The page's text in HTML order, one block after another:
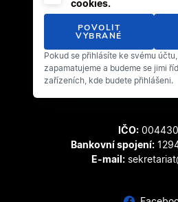
Český svaz
Zátopkova
169 00 Praha 6 -
IČO:
Bankovní spojení:
E-mail:
cookies.
POVOLIT
VYBRANÉ
Pokud se přihlásíte ke svému
zapamatujeme a budeme se jimi
zařízeních, kde budete přihlášeni.